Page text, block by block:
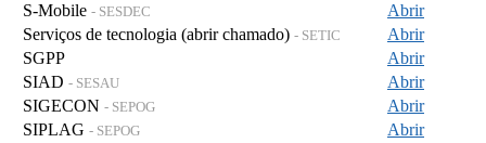
S-Mobile - SESDEC
Abrir
Serviços de tecnologia (abrir chamado) - SETIC
Abrir
SGPP
Abrir
SIAD - SESAU
Abrir
SIGECON - SEPOG
Abrir
SIPLAG - SEPOG
Abrir